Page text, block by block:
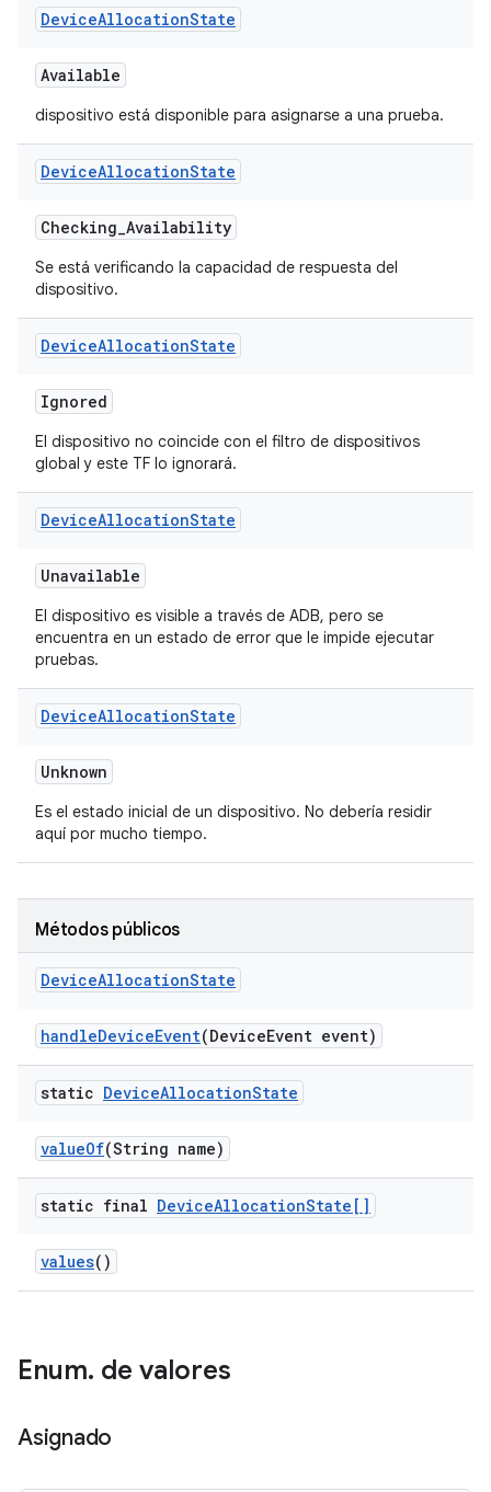
DeviceAllocationState
Available
dispositivo está disponible para asignarse a una prueba.
DeviceAllocationState
Checking_Availability
Se está verificando la capacidad de respuesta del
dispositivo.
DeviceAllocationState
Ignored
El dispositivo no coincide con el filtro de dispositivos
global y este TF lo ignorará.
DeviceAllocationState
Unavailable
El dispositivo es visible a través de ADB, pero se
encuentra en un estado de error que le impide ejecutar
pruebas.
DeviceAllocationState
Unknown
Es el estado inicial de un dispositivo. No debería residir
aquí por mucho tiempo.
Métodos públicos
DeviceAllocationState
handleDeviceEvent(DeviceEvent event)
static DeviceAllocationState
valueOf(String name)
static final DeviceAllocationState[]
values()
Enum. de valores
Asignado